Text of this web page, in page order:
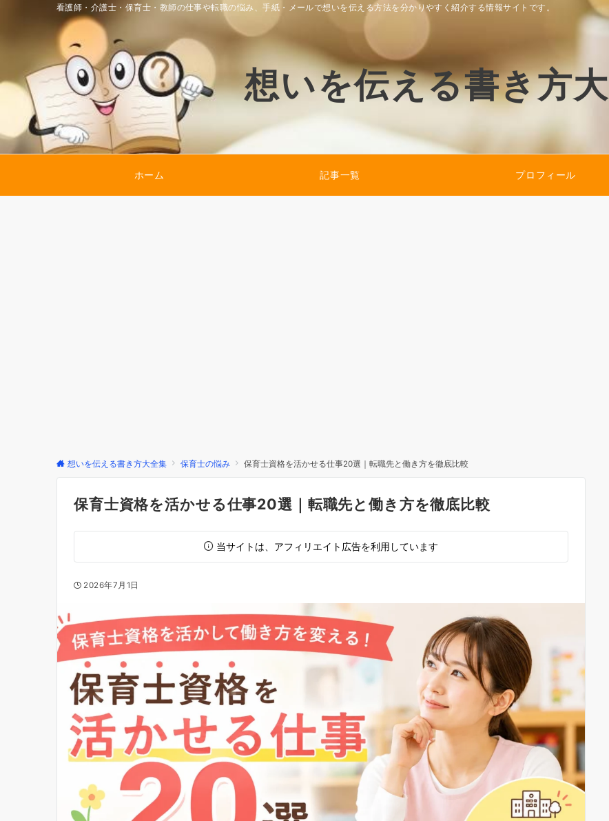
看護師・介護士・保育士・教師の仕事や転職の悩み、手紙・メールで想いを伝える方法を分かりやすく紹介する情報サイトです。
想いを伝える書き方
ホーム 記事一覧 プロフィール
想いを伝える書き方大全集 保育士の悩み 保育士資格を活かせる仕事20選｜転職先と働き方を徹底比較
保育士資格を活かせる仕事20選｜転職先と働き方を徹底比較
当サイトは、アフィリエイト広告を利用しています
2026年7月1日